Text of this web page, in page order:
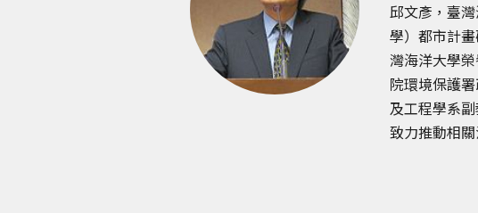
邱文彥，臺
學）都市計
灣海洋大學
院環境保護
及工程學系
致力推動相